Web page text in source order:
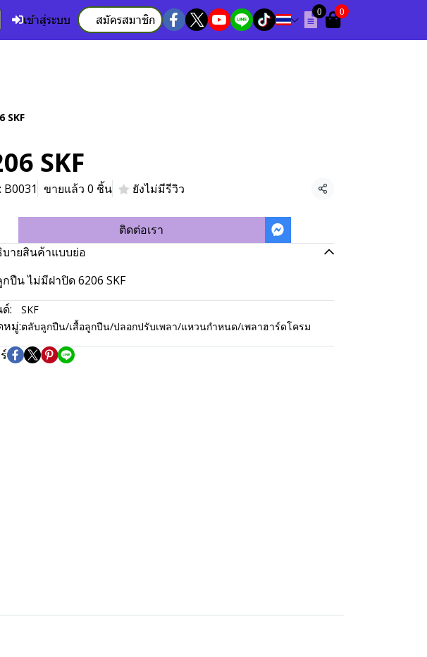
เข้าสู่ระบบ สมัครสมาชิก
0 0
SKF
SKF
B0031 ขายแล้ว 0 ชิ้น ยังไม่มีรีวิว
แชร์
ติดต่อเรา
ายสินค้าแบบย่อ
ปืน ไม่มีฝาปิด 6206 SKF
:
SKF
มู่:ตลับลูกปืน/เสื้อลูกปืน/ปลอกปรับเพลา/แหวนกำหนด/เพลาฮาร์ดโครม